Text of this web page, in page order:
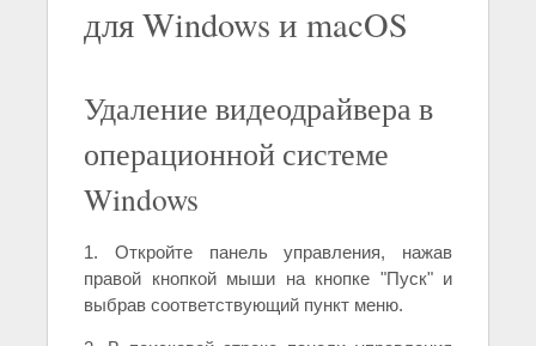
для Windows и macOS
Удаление видеодрайвера в
операционной системе
Windows
1. Откройте панель управления, нажав
правой кнопкой мыши на кнопке "Пуск" и
выбрав соответствующий пункт меню.